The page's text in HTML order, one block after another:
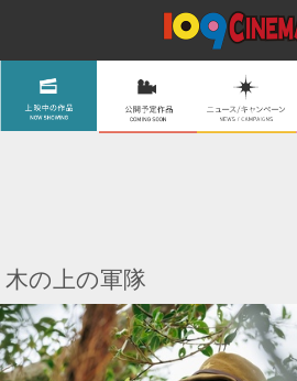
木の上の軍隊